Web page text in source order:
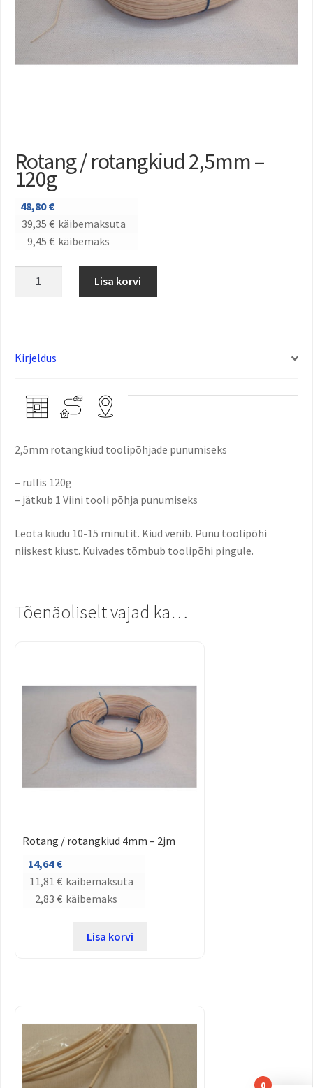
Rotang / rotangkiud 2,5mm –
120g
48,80€
39,35 € käibemaksuta
9,45 € käibemaks
Lisa korvi
Kirjeldus
2,5mm rotangkiud toolipõhjade punumiseks
– rullis 120g
– jätkub 1 Viini tooli põhja punumiseks
Leota kiudu 10-15 minutit. Kiud venib. Punu toolipõhi
niiskest kiust. Kuivades tõmbub toolipõhi pingule.
Tõenäoliselt vajad ka…
Rotang / rotangkiud 4mm – 2jm
14,64€
11,81 € käibemaksuta
2,83 € käibemaks
Lisa korvi
0